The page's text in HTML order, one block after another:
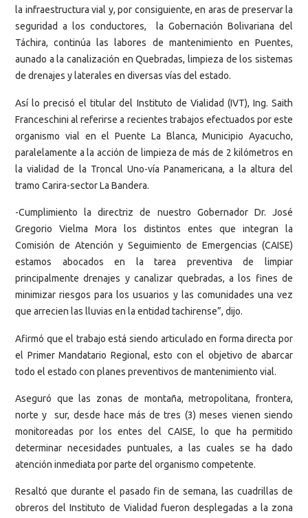
la infraestructura vial y, por consiguiente, en aras de preservar la
seguridad a los conductores, la Gobernación Bolivariana del
Táchira, continúa las labores de mantenimiento en Puentes,
aunado a la canalización en Quebradas, limpieza de los sistemas
de drenajes y laterales en diversas vías del estado.
Así lo precisó el titular del Instituto de Vialidad (IVT), Ing. Saith
Franceschini al referirse a recientes trabajos efectuados por este
organismo vial en el Puente La Blanca, Municipio Ayacucho,
paralelamente a la acción de limpieza de más de 2 kilómetros en
la vialidad de la Troncal Uno-vía Panamericana, a la altura del
tramo Carira-sector La Bandera.
-Cumplimiento la directriz de nuestro Gobernador Dr. José
Gregorio Vielma Mora los distintos entes que integran la
Comisión de Atención y Seguimiento de Emergencias (CAISE)
estamos abocados en la tarea preventiva de limpiar
principalmente drenajes y canalizar quebradas, a los fines de
minimizar riesgos para los usuarios y las comunidades una vez
que arrecien las lluvias en la entidad tachirense”, dijo.
Afirmó que el trabajo está siendo articulado en forma directa por
el Primer Mandatario Regional, esto con el objetivo de abarcar
todo el estado con planes preventivos de mantenimiento vial.
Aseguró que las zonas de montaña, metropolitana, frontera,
norte y sur, desde hace más de tres (3) meses vienen siendo
monitoreadas por los entes del CAISE, lo que ha permitido
determinar necesidades puntuales, a las cuales se ha dado
atención inmediata por parte del organismo competente.
Resaltó que durante el pasado fin de semana, las cuadrillas de
obreros del Instituto de Vialidad fueron desplegadas a la zona